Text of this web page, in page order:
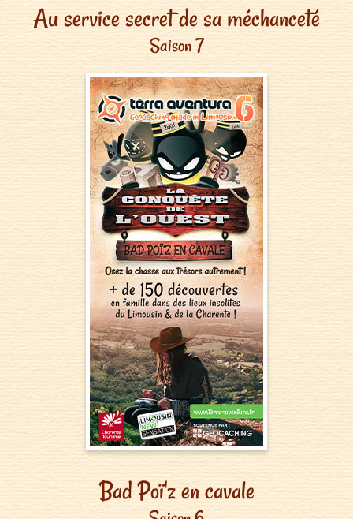
Au service secret de sa méchanceté
Saison 7
Bad Poï'z en cavale